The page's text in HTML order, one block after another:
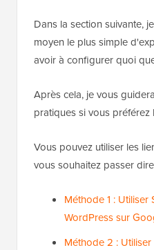
Dans la section suivante,
moyen le plus simple
avoir à configurer quoi
Après cela, je vous
pratiques si vous
Vous pouvez utiliser les
vous souhaitez passer
Méthode 1 :
WordPress sur
Méthode 2 :